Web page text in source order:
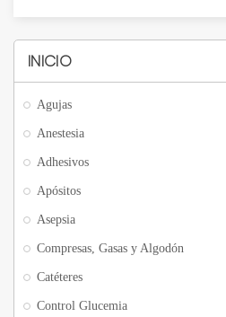
INICIO
Agujas
Anestesia
Adhesivos
Apósitos
Asepsia
Compresas, Gasas y Algodón
Catéteres
Control Glucemia